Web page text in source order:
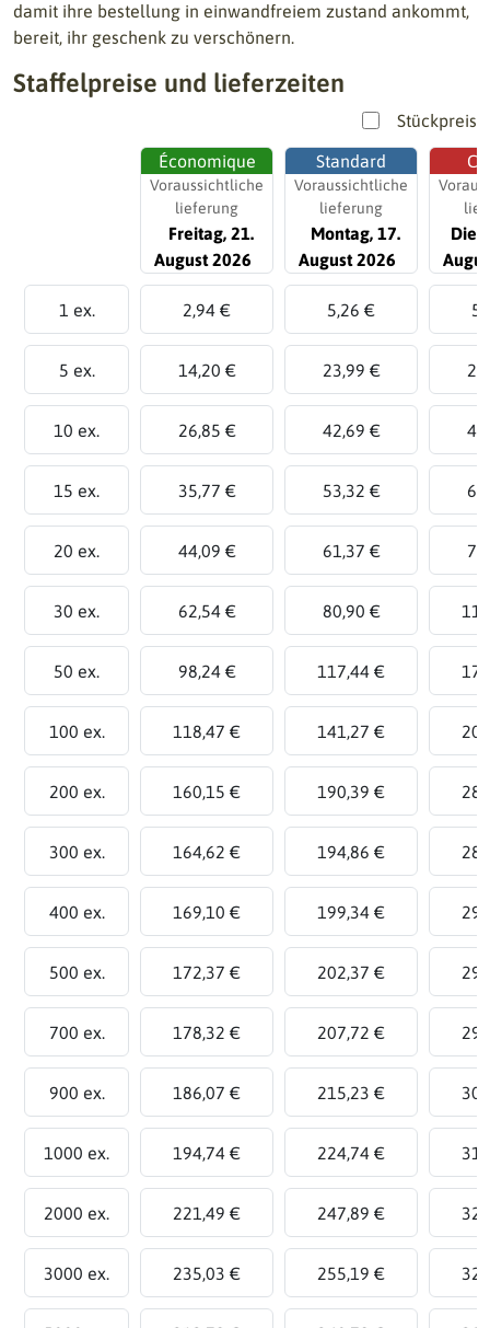
damit ihre bestellung in einwandfreiem zustand ankommt,
bereit, ihr geschenk zu verschönern.
Staffelpreise und lieferzeiten
Stückpreis
Économique
Voraussichtliche
lieferung
Freitag, 21.
August 2026
Standard
Voraussichtliche
lieferung
Montag, 17.
August 2026
1 ex. 2,94 € 5,26 €
5 ex. 14,20 € 23,99 €
10 ex. 26,85 € 42,69 €
15 ex. 35,77 € 53,32 €
20 ex. 44,09 € 61,37 €
30 ex. 62,54 € 80,90 €
50 ex. 98,24 € 117,44 €
100 ex. 118,47 € 141,27 €
200 ex. 160,15 € 190,39 €
300 ex. 164,62 € 194,86 €
400 ex. 169,10 € 199,34 €
500 ex. 172,37 € 202,37 €
700 ex. 178,32 € 207,72 €
900 ex. 186,07 € 215,23 €
1000 ex. 194,74 € 224,74 €
2000 ex. 221,49 € 247,89 €
3000 ex. 235,03 € 255,19 €